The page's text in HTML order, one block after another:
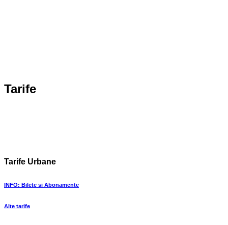
Tarife
Tarife Urbane
INFO: Bilete si Abonamente
Alte tarife